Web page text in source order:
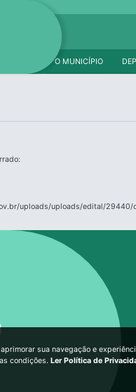
O MUNICÍPIO
uploads/uploads/edital/
sua navegação e
condições. Ler Política de